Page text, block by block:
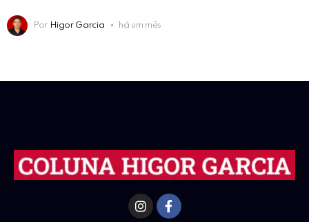
Por Higor Garcia há um mês